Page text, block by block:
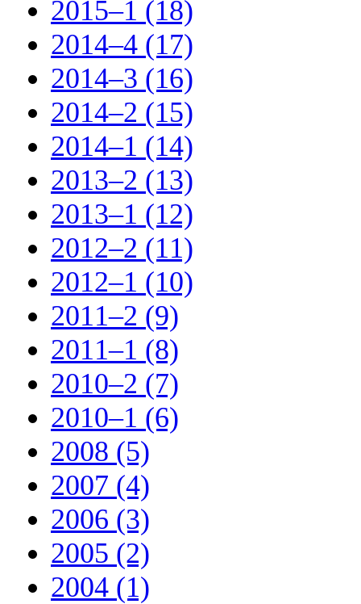
2015–1 (18)
2014–4 (17)
2014–3 (16)
2014–2 (15)
2014–1 (14)
2013–2 (13)
2013–1 (12)
2012–2 (11)
2012–1 (10)
2011–2 (9)
2011–1 (8)
2010–2 (7)
2010–1 (6)
2008 (5)
2007 (4)
2006 (3)
2005 (2)
2004 (1)